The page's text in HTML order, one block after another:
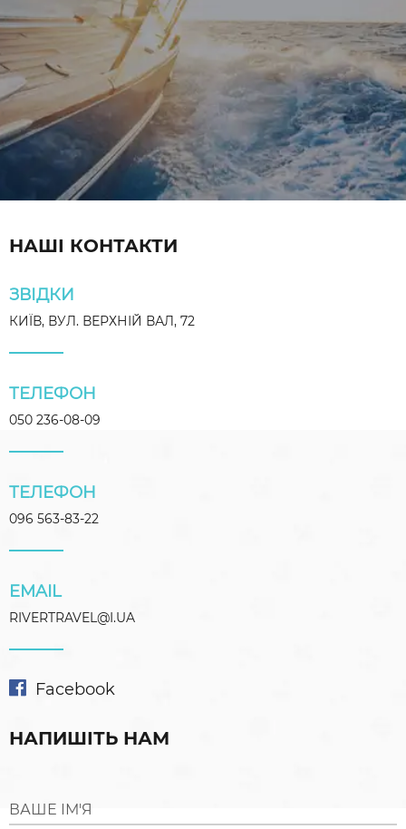
НАШІ КОНТАКТИ
ЗВІДКИ
КИЇВ, ВУЛ. ВЕРХНІЙ ВАЛ, 72
ТЕЛЕФОН
050 236-08-09
ТЕЛЕФОН
096 563-83-22
EMAIL
RIVERTRAVEL@I.UA
Facebook
НАПИШІТЬ НАМ
ВАШЕ ІМ'Я